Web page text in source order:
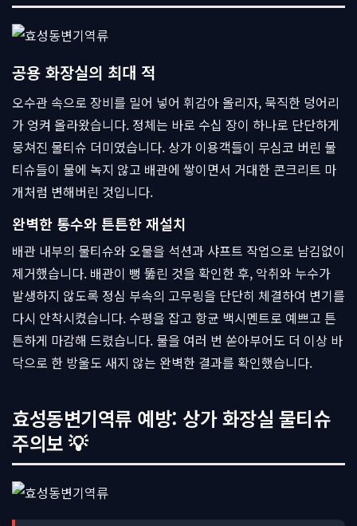
공용 화장실의 최대 적
오수관 속으로 장비를 밀어 넣어 휘감아 올리자, 묵직한 덩어리
가 엉켜 올라왔습니다. 정체는 바로 수십 장이 하나로 단단하게
뭉쳐진 물티슈 더미였습니다. 상가 이용객들이 무심코 버린 물
티슈들이 물에 녹지 않고 배관에 쌓이면서 거대한 콘크리트 마
개처럼 변해버린 것입니다.
완벽한 통수와 튼튼한 재설치
배관 내부의 물티슈와 오물을 석션과 샤프트 작업으로 남김없이
제거했습니다. 배관이 뻥 뚫린 것을 확인한 후, 악취와 누수가
발생하지 않도록 정심 부속의 고무링을 단단히 체결하여 변기를
다시 안착시켰습니다. 수평을 잡고 항균 백시멘트로 예쁘고 튼
튼하게 마감해 드렸습니다. 물을 여러 번 쏟아부어도 더 이상 바
닥으로 한 방울도 새지 않는 완벽한 결과를 확인했습니다.
효성동변기역류 예방: 상가 화장실 물티슈
주의보 💡